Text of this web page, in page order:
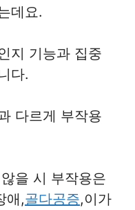
데요.
지 기능과 집중
다.
다르게 부작용
을 시 부작용은
애,골다공증,이가